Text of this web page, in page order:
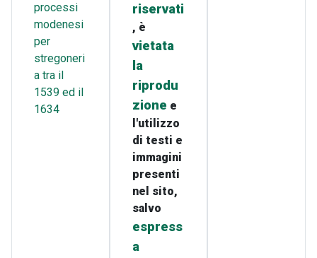
processi
modenesi
per
stregoneri
a tra il
1539 ed il
1634
riservati
, è
vietata
la
riprodu
zione e
l'utilizzo
di testi e
immagini
presenti
nel sito,
salvo
espress
a